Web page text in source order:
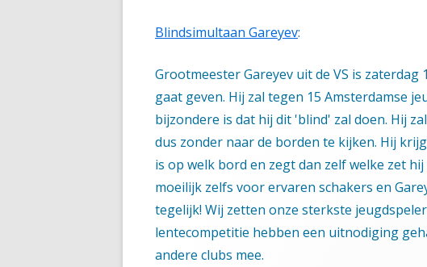
Blindsimultaan Gareyev:
Grootmeester Gareyev uit de VS is zaterdag
gaat geven. Hij zal tegen 15 Amsterdamse
bijzondere is dat hij dit 'blind' zal doen. Hij
dus zonder naar de borden te kijken. Hij
is op welk bord en zegt dan zelf welke zet
moeilijk zelfs voor ervaren schakers en
tegelijk! Wij zetten onze sterkste
lentecompetitie hebben een uitnodiging
andere clubs mee.